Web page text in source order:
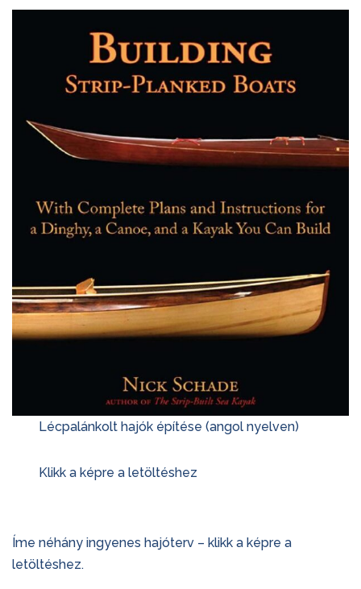
Lécpalánkolt hajók építése (angol nyelven)
Klikk a képre a letöltéshez
Íme néhány ingyenes hajóterv – klikk a képre a
letöltéshez.